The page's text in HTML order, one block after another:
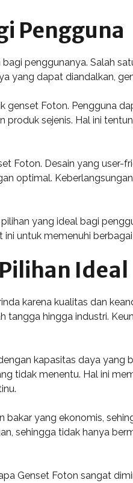
Pengguna
penggunanya. Salah
yang dapat diandalkan,
genset Foton. Pengguna
sejenis. Hal ini
Foton. Desain yang user-
optimal.
yang ideal bagi
untuk memenuhi
Ideal
karena kualitas dan
hingga industri.
kapasitas daya yang
tidak menentu. Hal ini
bakar yang ekonomis,
sehingga tidak hanya
Genset Foton sangat